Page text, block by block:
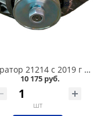
Генератор 21214 с 2019 г 110А 9412.3701-25 в Омске
10 175 руб.
шт